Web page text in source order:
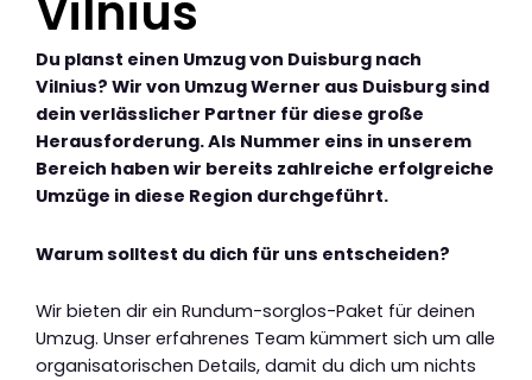
Vilnius
Du planst einen Umzug von Duisburg nach
Vilnius? Wir von Umzug Werner aus Duisburg sind
dein verlässlicher Partner für diese große
Herausforderung. Als Nummer eins in unserem
Bereich haben wir bereits zahlreiche erfolgreiche
Umzüge in diese Region durchgeführt.
Warum solltest du dich für uns entscheiden?
Wir bieten dir ein Rundum-sorglos-Paket für deinen
Umzug. Unser erfahrenes Team kümmert sich um alle
organisatorischen Details, damit du dich um nichts